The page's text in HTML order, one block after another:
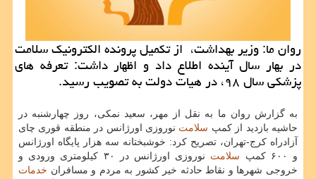
روان ما: وزیر بهداشت، از تكمیل پرونده الكترونیك سلامت
در بهار سال آینده اطلاع داد و اظهار داشت: تعرفه های
پزشكی سال ۹۸، در هیات دولت به تصویب رسید.
به گزارش روان ما به نقل از مهر، سعید نمكی، روز چهارشنبه در
حاشیه بازدید از كمپ سلامت نوروزی اورژانس در منطقه قوری چای
آزادراه كرج-تهران، تصریح كرد: خوشبختانه سه هزار پایگاه اورژانس
و ۶۰۰ كمپ
سلامت
نوروزی اورژانس در ۳۰ كیلومتری ورودی و
خروجی شهرها و نقاط حادثه خیر كشور به مردم و مسافران خدمات